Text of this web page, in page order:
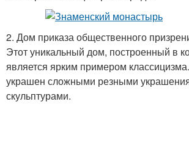
2. Дом приказа общественного
Этот уникальный дом, построенный в
является ярким примером
украшен сложными резными
скульптурами.